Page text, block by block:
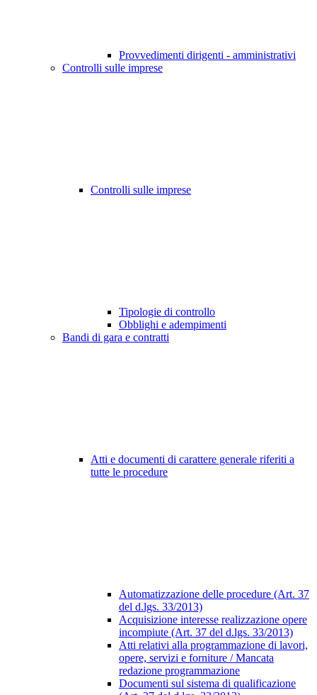
Provvedimenti dirigenti - amministrativi
Controlli sulle imprese
Controlli sulle imprese
Tipologie di controllo
Obblighi e adempimenti
Bandi di gara e contratti
Atti e documenti di carattere generale riferiti a
tutte le procedure
Automatizzazione delle procedure (Art. 37
del d.lgs. 33/2013)
Acquisizione interesse realizzazione opere
incompiute (Art. 37 del d.lgs. 33/2013)
Atti relativi alla programmazione di lavori,
opere, servizi e forniture / Mancata
redazione programmazione
Documenti sul sistema di qualificazione